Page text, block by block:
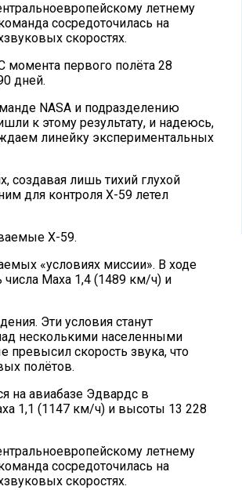
летнему
сосредоточилась на
скоростях.
первого полёта 28
дней.
NASA и подразделению
к этому результату, и надеюсь,
линейку экспериментальных
создавая лишь тихий глухой
для контроля X-59 летел
X-59.
«условиях миссии». В ходе
Маха 1,4 (1489 км/ч) и
Эти условия станут
несколькими населенными
скорость звука, что
полётов.
на авиабазе Эдвардс в
1,1 (1147 км/ч) и высоты 13 228
летнему
сосредоточилась на
скоростях.